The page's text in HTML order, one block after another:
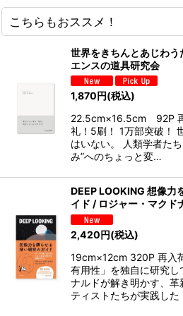
こちらもおススメ！
世界をきちんとあじわ
エンスの道具研究会
1,870円(税込)
22.5cm×16.5cm 92P
礼！5刷！ 1万部突破！
はいない。 人類学者た
み”へのちょっと変…
DEEP LOOKING 想像力
イド / ロジャー・マクド
2,420円(税込)
19cm×12cm 320P 再入
有用性」を独自に研究
ナルドが解き明かす、
ティストたちが実践し